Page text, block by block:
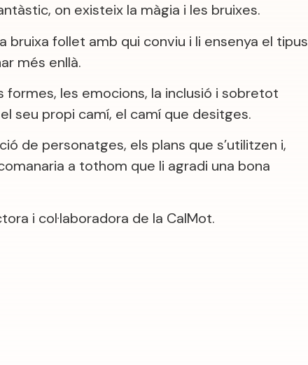
on existeix la màgia i les bruixes.
bruixa follet amb qui conviu i li ensenya el tipus
més enllà.
formes, les emocions, la inclusió i sobretot
seu propi camí, el camí que desitges.
de personatges, els plans que s’utilitzen i,
a tothom que li agradi una bona
i col·laboradora de la CalMot.